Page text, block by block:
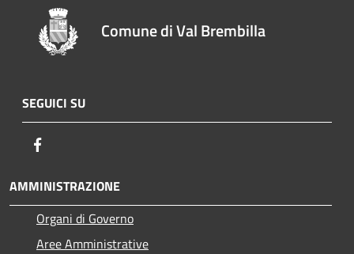
Comune di Val Brembilla
SEGUICI SU
AMMINISTRAZIONE
Organi di Governo
Aree Amministrative